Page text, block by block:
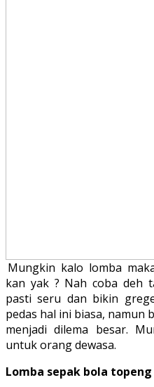
Mungkin kalo lomba
kan yak ? Nah coba deh
pasti seru dan bikin
pedas hal ini biasa, namun
menjadi dilema besar.
untuk orang dewasa.
Lomba sepak bola